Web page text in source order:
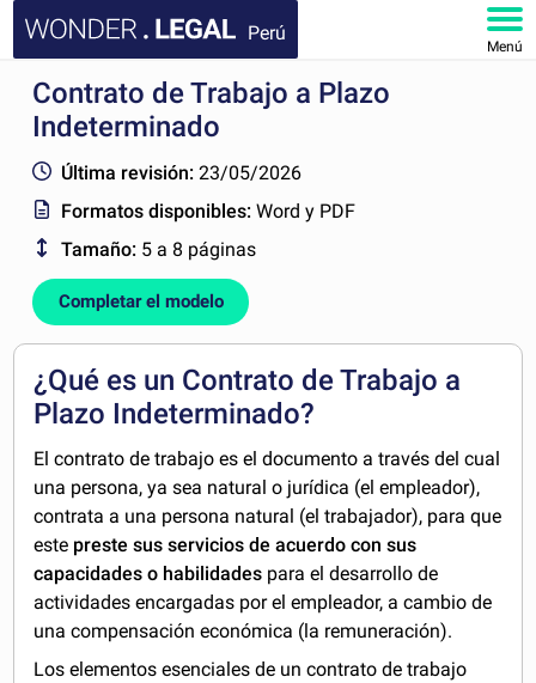
Perú
Menú
INICIO
FAQ
MI CUENTA
Contrato de Trabajo a Plazo
Indeterminado
Última revisión: 23/05/2026
Formatos disponibles:Word y PDF
Tamaño: 5 a 8 páginas
Completar el modelo
¿Qué es un Contrato de Trabajo a
Plazo Indeterminado?
El contrato de trabajo es el documento a través del cual
una persona, ya sea natural o jurídica (el empleador),
contrata a una persona natural (el trabajador), para que
este preste sus servicios de acuerdo con sus
capacidades o habilidades para el desarrollo de
actividades encargadas por el empleador, a cambio de
una compensación económica (la remuneración).
Los elementos esenciales de un contrato de trabajo